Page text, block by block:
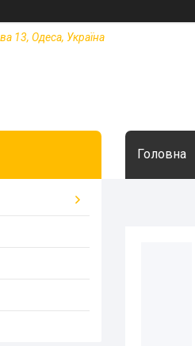
13, Одеса, Україна
Головна